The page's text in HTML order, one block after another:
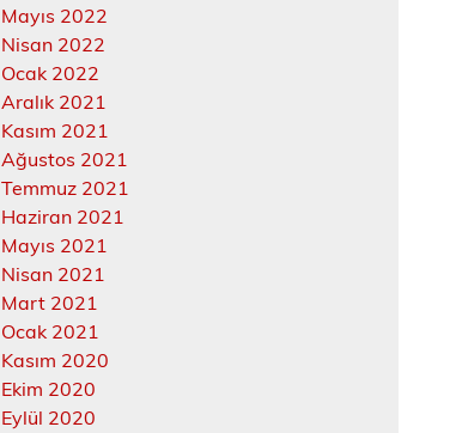
Mayıs 2022
Nisan 2022
Ocak 2022
Aralık 2021
Kasım 2021
Ağustos 2021
Temmuz 2021
Haziran 2021
Mayıs 2021
Nisan 2021
Mart 2021
Ocak 2021
Kasım 2020
Ekim 2020
Eylül 2020